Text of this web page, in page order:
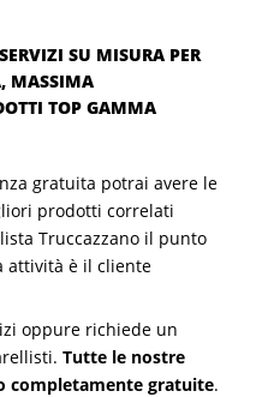
SU MISURA PER
MASSIMA
TOP GAMMA
gratuita potrai avere le
prodotti correlati
Truccazzano il punto
attività è il cliente
oppure richiede un
Tutte le nostre
completamente gratuite.